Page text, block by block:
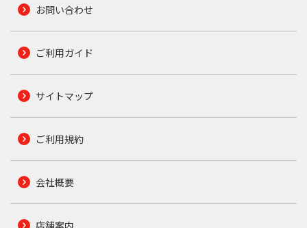
お問い合わせ
ご利用ガイド
サイトマップ
ご利用規約
会社概要